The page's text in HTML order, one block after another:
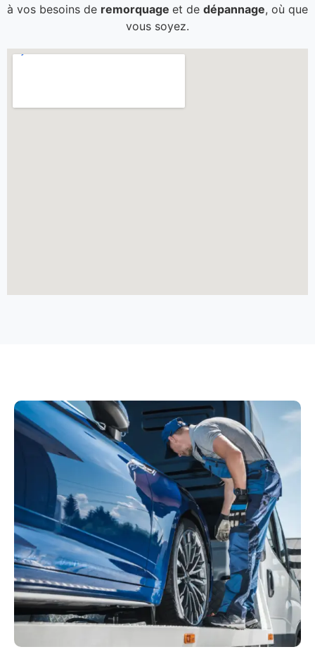
à vos besoins de remorquage et de dépannage, où que
vous soyez.